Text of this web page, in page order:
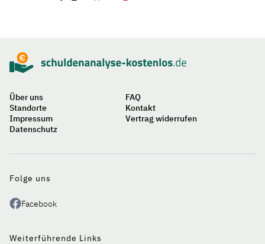
Über uns
FAQ
Standorte
Kontakt
Impressum
Vertrag widerrufen
Datenschutz
Folge uns
Facebook
Weiterführende Links